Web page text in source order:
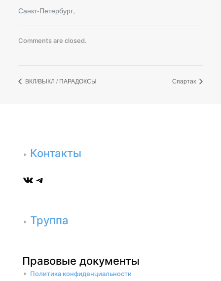
Санкт-Петербург,
Comments are closed.
ВКЛ/ВЫКЛ / ПАРАДОКСЫ Спартак
Контакты
ВКонтакте
Telegram
Труппа
Правовые документы
Политика конфиденциальности